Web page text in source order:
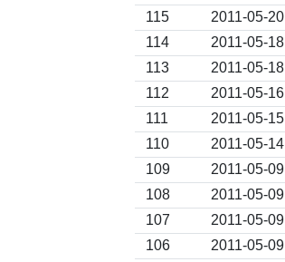
115
2011-05-20
114
2011-05-18
113
2011-05-18
112
2011-05-16
111
2011-05-15
110
2011-05-14
109
2011-05-09
108
2011-05-09
107
2011-05-09
106
2011-05-09